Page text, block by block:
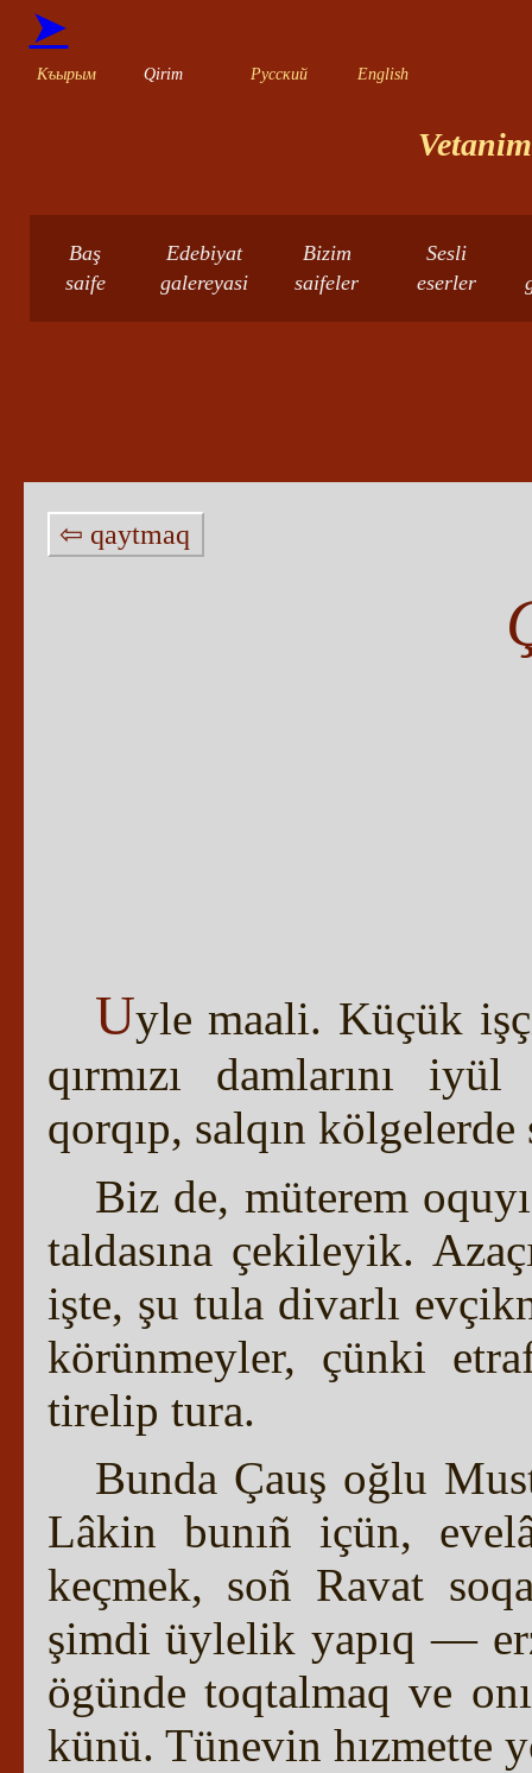
➤
Къырым Qirim Русский English
Baş
saife
Edebiyat
galereyasi
Bizim
saifeler
Sesli
eserler
⇦ qaytmaq
Uyle maali. Küçük
qırmızı damlarını
qorqıp, salqın
Biz de, müterem
taldasına çekileyik.
işte, şu tula divarlı
körünmeyler, çünki
tirelip tura.
Bunda Çauş oğlu
Lâkin bunıñ içün,
keçmek, soñ Ravat
şimdi üylelik yapıq —
ögünde toqtalmaq ve
künü. Tünevin hızmette